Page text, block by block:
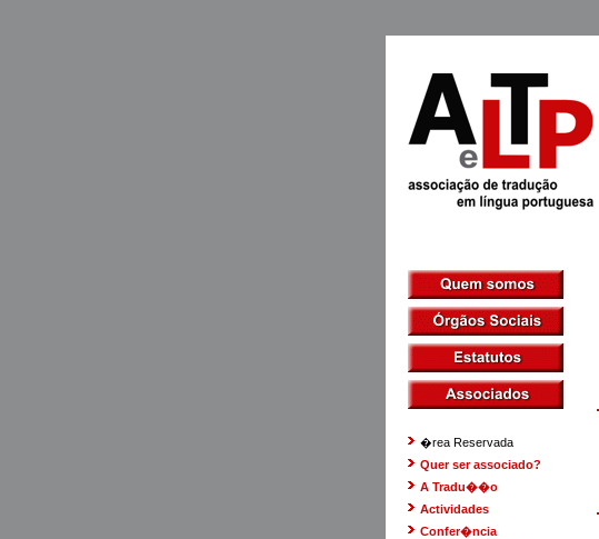
�rea Reservada
Quer ser associado?
A Tradu��o
Actividades
Confer�ncia